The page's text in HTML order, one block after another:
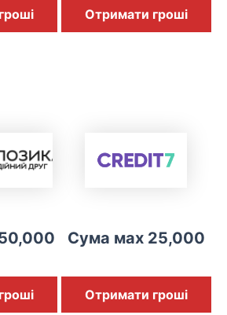
Отримати гроші
Сума мах 25,000
Отримати гроші